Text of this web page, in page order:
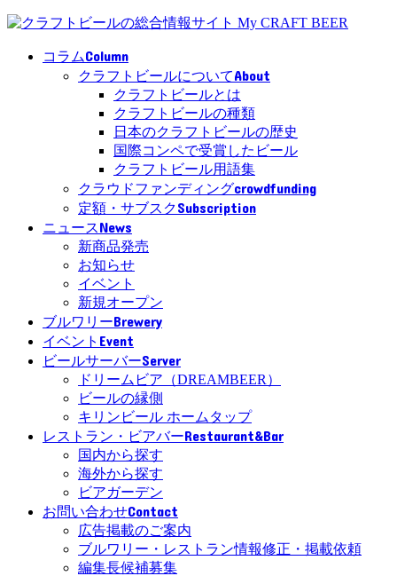
コラムColumn
クラフトビールについてAbout
クラフトビールとは
クラフトビールの種類
日本のクラフトビールの歴史
国際コンペで受賞したビール
クラフトビール用語集
クラウドファンディングcrowdfunding
定額・サブスクSubscription
ニュースNews
新商品発売
お知らせ
イベント
新規オープン
ブルワリーBrewery
イベント Event
ビールサーバーServer
ドリームビア（DREAMBEER）
ビールの縁側
キリンビール ホームタップ
レストラン・ビアバーRestaurant&Bar
国内から探す
海外から探す
ビアガーデン
お問い合わせContact
広告掲載のご案内
ブルワリー・レストラン情報修正・掲載依頼
編集長候補募集